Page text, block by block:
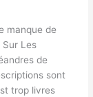
manque de
Sur Les
de
sont
trop livres